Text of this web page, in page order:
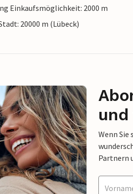
Einkaufsmöglichkeit: 2000 m
20000 m (Lübeck)
Wenn
Partnern